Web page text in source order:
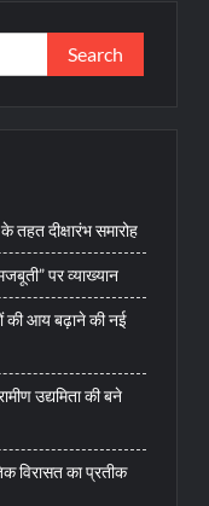
Search
for:
तहत दीक्षारंभ समारोह
पर व्याख्यान
की आय बढ़ाने की नई
उद्यमिता की बने
विरासत का प्रतीक